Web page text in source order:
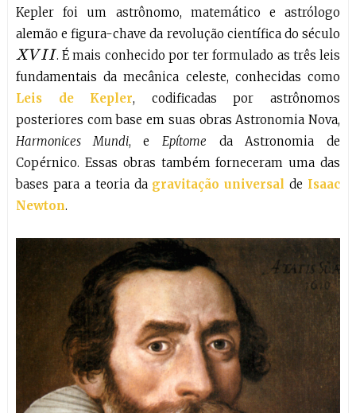
Kepler foi um astrônomo, matemático e astrólogo
alemão e figura-chave da revolução científica do século
XVII
. É mais conhecido por ter formulado as três leis
fundamentais da mecânica celeste, conhecidas como
Leis de Kepler, codificadas por astrônomos
posteriores com base em suas obras Astronomia Nova,
Harmonices Mundi, eEpítome da Astronomia de
Copérnico. Essas obras também forneceram uma das
bases para a teoria da gravitação universal de Isaac
Newton.